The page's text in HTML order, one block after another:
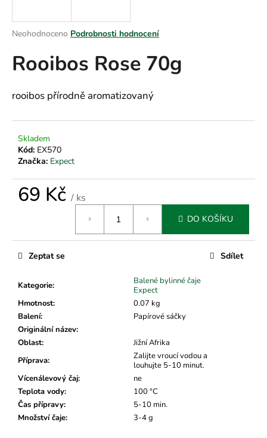
Průměrné
produktu
je
5
Neohodnoceno Podrobnosti hodnocení
Rooibos Rose 70g
rooibos přírodně aromatizovaný
Skladem
Kód: EX570
Značka: Expect
69 Kč / ks
DO KOŠÍKU
Kategorie:
Balené bylinné čaje
Expect
Hmotnost:
0.07 kg
Balení:
Papírové sáčky
Originální název:
Oblast:
Jižní Afrika
Příprava:
Zalijte vroucí vodou a
louhujte 5-10 minut.
Vícenálevový čaj:
ne
Teplota vody:
100 °C
Čas přípravy:
5-10 min.
Množství čaje: 3-4 g
Zeptat se Sdílet
j
t
?
D
r
u
u
m
e